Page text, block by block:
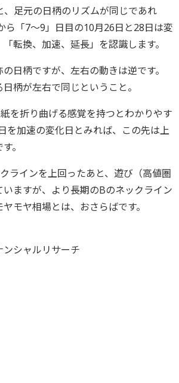
、足元の日柄のリズムが同じであれ
ら「7～9」日目の10月26日と28日は変
転換、加速、延長」を認識します。
日柄ですが、左右の動きは逆です。
柄が左右で同じということ。
を折り曲げる感覚を持つとわかりやす
を加速の変化日とみれば、この先は上
。
ラインを上回ったあと、遊び（高値圏
ますが、より長期のBのネックライン
モヤ相場とは、おさらばです。
シャルリサーチ